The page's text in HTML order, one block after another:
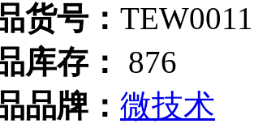
货号：
库存：
876
品牌： 微技术